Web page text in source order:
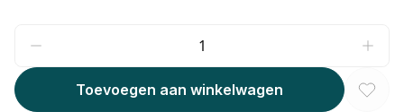
Toevoegen aan winkelwagen